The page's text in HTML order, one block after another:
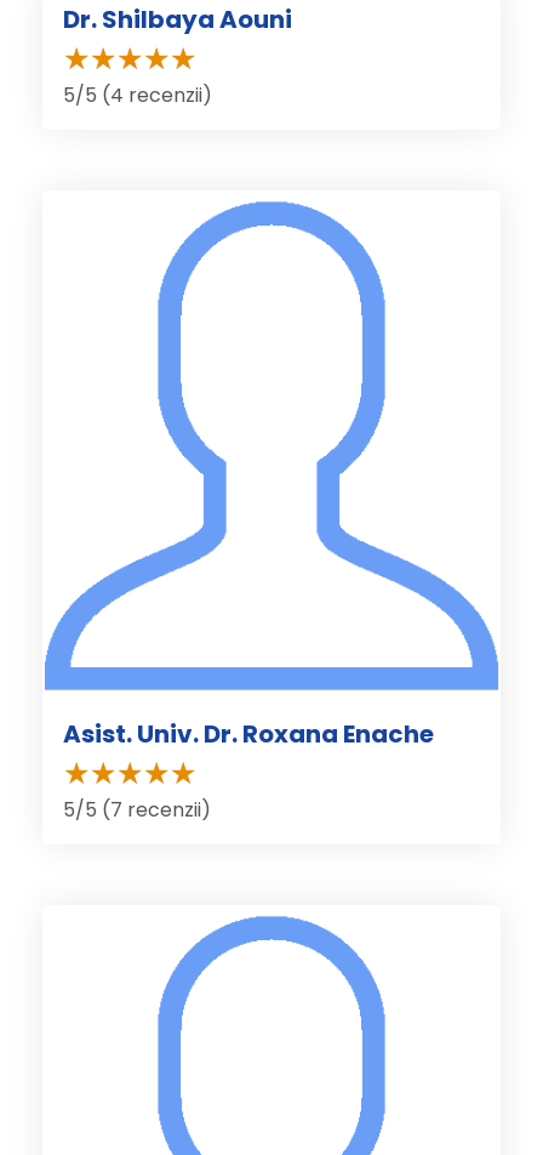
Dr. Shilbaya Aouni
5/5 (4 recenzii)
Asist. Univ. Dr. Roxana Enache
5/5 (7 recenzii)